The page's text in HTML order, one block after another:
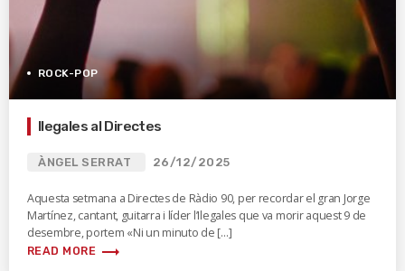
ROCK-POP
Ilegales al Directes
ÀNGEL SERRAT 26/12/2025
Aquesta setmana a Directes de Ràdio 90, per recordar el gran Jorge
Martínez, cantant, guitarra i líder l’Ilegales que va morir aquest 9 de
desembre, portem «Ni un minuto de […]
READ MORE trending_flat